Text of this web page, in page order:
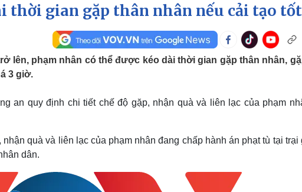
Infographic
phòng
Thể thao
Thế giới thể thao
Ô tô - Xe máy
Tư vấn
đình
Văn hóa
Văn học
Âm nhạc
Giải trí
Thời trang
Sao Việt
thời gian gặp thân nhân nếu cải tạo tốt
lên, phạm nhân có thể được kéo dài thời gian gặp thân nhân,
3 giờ.
an quy định chi tiết chế độ gặp, nhận quà và liên lạc của phạm
quà và liên lạc của phạm nhân đang chấp hành án phạt tù tại trại
dân.